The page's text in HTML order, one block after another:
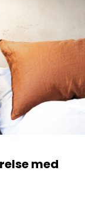
med